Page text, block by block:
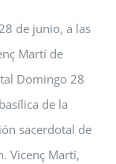
de junio, a las
Martí de
Domingo 28
de la
sacerdotal de
Vicenç Martí,